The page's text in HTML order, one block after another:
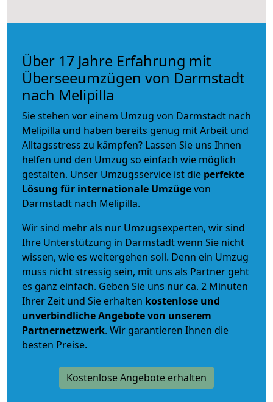
Über 17 Jahre Erfahrung mit
Überseeumzügen von Darmstadt
nach Melipilla
Sie stehen vor einem Umzug von Darmstadt nach
Melipilla und haben bereits genug mit Arbeit und
Alltagsstress zu kämpfen? Lassen Sie uns Ihnen
helfen und den Umzug so einfach wie möglich
gestalten. Unser Umzugsservice ist die perfekte
Lösung für internationale Umzügevon
Darmstadt nach Melipilla.
Wir sind mehr als nur Umzugsexperten, wir sind
Ihre Unterstützung in Darmstadt wenn Sie nicht
wissen, wie es weitergehen soll. Denn ein Umzug
muss nicht stressig sein, mit uns als Partner geht
es ganz einfach. Geben Sie uns nur ca. 2 Minuten
Ihrer Zeit und Sie erhalten kostenlose und
unverbindlicheAngebote von unserem
Partnernetzwerk. Wir garantieren Ihnen die
besten Preise.
Kostenlose Angebote erhalten